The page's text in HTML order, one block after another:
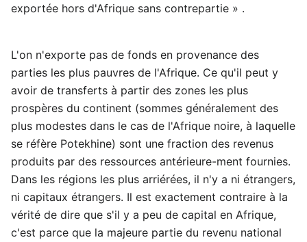
exportée hors d'Afrique sans contrepartie » .
L'on n'exporte pas de fonds en provenance des
parties les plus pauvres de l'Afrique. Ce qu'il peut y
avoir de transferts à partir des zones les plus
prospères du continent (sommes généralement des
plus modestes dans le cas de l'Afrique noire, à laquelle
se réfère Potekhine) sont une fraction des revenus
produits par des ressources antérieure-ment fournies.
Dans les régions les plus arriérées, il n'y a ni étrangers,
ni capitaux étrangers. Il est exactement contraire à la
vérité de dire que s'il y a peu de capital en Afrique,
c'est parce que la majeure partie du revenu national